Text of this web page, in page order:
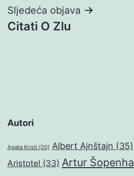
Sljedeća objava
Citati O Zlu
Autori
Agata Kristi (20) Albert Ajnštajn (35)
Aristotel (33) Artur